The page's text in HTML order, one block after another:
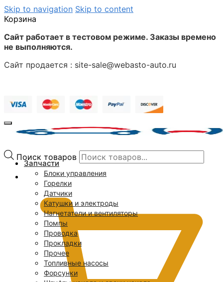
Skip to navigation Skip to content
Корзина
Сайт работает в тестовом режиме. Заказы времено
не выполняются.
Сайт продается : site-sale@webasto-auto.ru
Поиск товаров
Запчасти
Блоки управления
Горелки
Датчики
Катушки и электроды
Нагнетатели и вентиляторы
Помпы
Проводка
Прокладки
Прочее
Топливные насосы
Форсунки